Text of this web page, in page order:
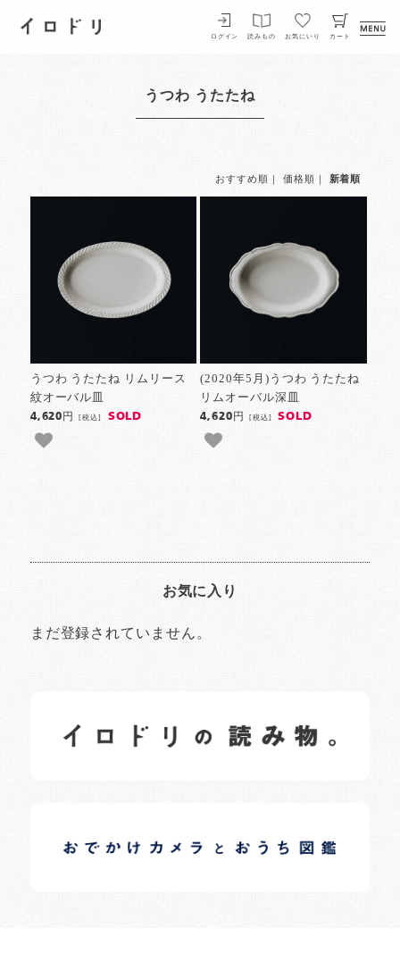
イロドリ
ログイン 読みもの お気にいり カート
うつわ うたたね
おすすめ順 価格順 新着順
うつわ うたたね リムリース
紋オーバル皿
4,620円[税込] SOLD
(2020年5月)うつわ うたたね
リムオーバル深皿
4,620円 [税込] SOLD
お気に入り
まだ登録されていません。
日常の様子など随時更新中です。
日常の様子など随時更新中です。